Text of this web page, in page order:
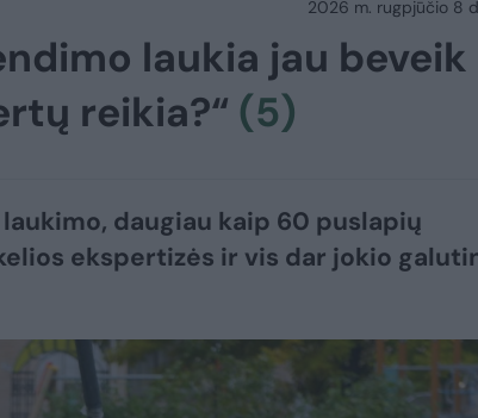
2026 m. rugpjūčio 8
laukia jau beveik
reikia?“ (5)
daugiau kaip 60 puslapių
ekspertizės ir vis dar jokio